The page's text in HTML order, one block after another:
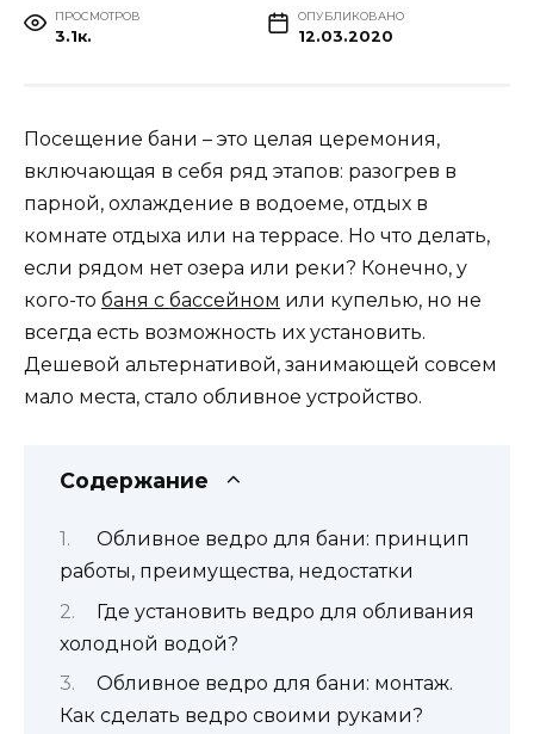
ПРОСМОТРОВ
3.1к.
ОПУБЛИКОВАНО
12.03.2020
Посещение бани – это целая церемония,
включающая в себя ряд этапов: разогрев в
парной, охлаждение в водоеме, отдых в
комнате отдыха или на террасе. Но что делать,
если рядом нет озера или реки? Конечно, у
кого-то баня с бассейном или купелью, но не
всегда есть возможность их установить.
Дешевой альтернативой, занимающей совсем
мало места, стало обливное устройство.
Содержание
Обливное ведро для бани: принцип
работы, преимущества, недостатки
Где установить ведро для обливания
холодной водой?
Обливное ведро для бани: монтаж.
Как сделать ведро своими руками?